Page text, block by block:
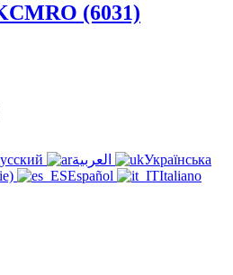
(6031)
Українська
Español
Italiano